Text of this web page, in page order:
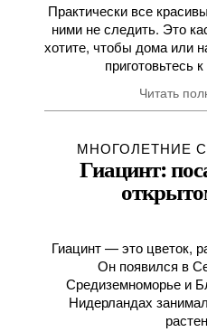
Практически все
ними не следить. Это
хотите, чтобы дома или
приготовьтесь
Читать
МНОГОЛЕТНИЕ
Гиацинт:
Гиацинт — это цветок,
Он появился в
Средиземноморье и
Нидерландах